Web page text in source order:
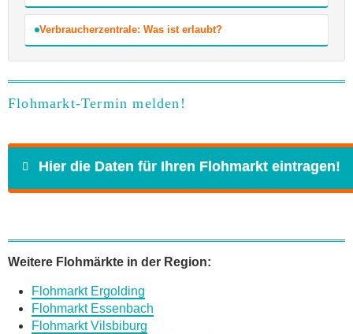
Verbraucherzentrale: Was ist erlaubt?
Flohmarkt-Termin melden!
Hier die Daten für Ihren Flohmarkt eintragen!
E-Mail*
Weitere Flohmärkte in der Region:
Flohmarkt Ergolding
Flohmarkt Essenbach
Flohmarkt Vilsbiburg